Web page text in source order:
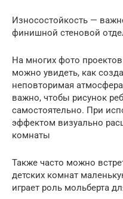
Износостойкость —
финишной стеновой
На многих фото
можно увидеть, как
неповторимая
важно, чтобы рисунок
самостоятельно. При
эффектом визуально
комнаты
Также часто можно
детских комнат
играет роль мольберта